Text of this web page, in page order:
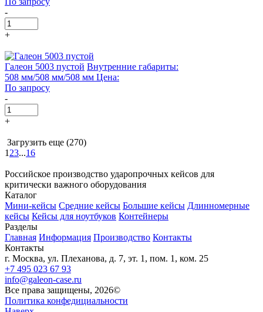
-
+
Галеон 5003 пустой Внутренние габариты:
508 мм/508 мм/508 мм Цена:
По запросу
-
+
Загрузить еще (270)
1 23...16
Российское производство ударопрочных кейсов для
критически важного оборудования
Каталог
Мини-кейсы Средние кейсы Большие кейсы Длинномерные
кейсы Кейсы для ноутбуков Контейнеры
Разделы
Главная Информация Производство Контакты
Контакты
г. Москва, ул. Плеханова, д. 7, эт. 1, пом. 1, ком. 25
+7 495 023 67 93
info@galeon-case.ru
Все права защищены, 2026©
Политика конфедициальности